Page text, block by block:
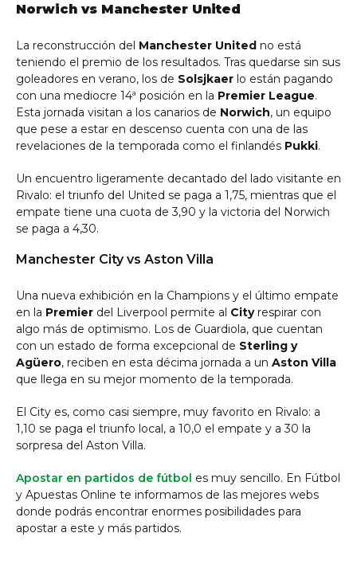
Norwich vs Manchester United
La reconstrucción del Manchester United no está
teniendo el premio de los resultados. Tras quedarse sin sus
goleadores en verano, los de Solsjkaer lo están pagando
con una mediocre 14ª posición en la Premier League.
Esta jornada visitan a los canarios de Norwich, un equipo
que pese a estar en descenso cuenta con una de las
revelaciones de la temporada como el finlandés Pukki.
Un encuentro ligeramente decantado del lado visitante en
Rivalo: el triunfo del United se paga a 1,75, mientras que el
empate tiene una cuota de 3,90 y la victoria del Norwich
se paga a 4,30.
Manchester City vs Aston Villa
Una nueva exhibición en la Champions y el último empate
en la Premier del Liverpool permite al Cityrespirar con
algo más de optimismo. Los de Guardiola, que cuentan
con un estado de forma excepcional de Sterling y
Agüero, reciben en esta décima jornada a un Aston Villa
que llega en su mejor momento de la temporada.
El City es, como casi siempre, muy favorito en Rivalo: a
1,10 se paga el triunfo local, a 10,0 el empate y a 30 la
sorpresa del Aston Villa.
Apostar en partidos de fútbol es muy sencillo. En Fútbol
y Apuestas Online te informamos de las mejores webs
donde podrás encontrar enormes posibilidades para
apostar a este y más partidos.